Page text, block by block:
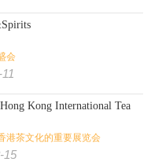
会
Kong International Tea
港茶文化的重要展览会
15